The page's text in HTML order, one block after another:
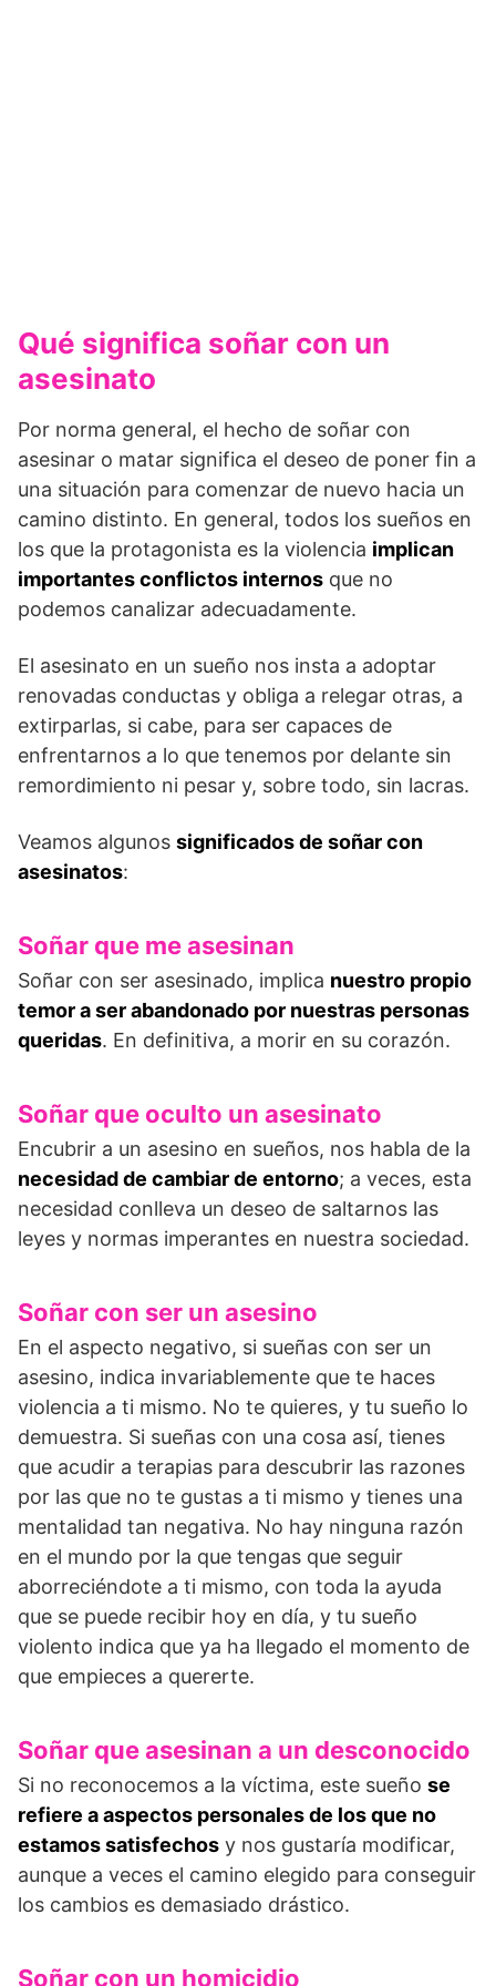
Qué significa soñar con un
asesinato
Por norma general, el hecho de soñar con
asesinar o matar significa el deseo de poner fin a
una situación para comenzar de nuevo hacia un
camino distinto. En general, todos los sueños en
los que la protagonista es la violencia implican
impor­tantes conflictos internos que no
podemos canalizar adecuadamente.
El asesinato en un sueño nos insta a adoptar
renovadas conductas y obliga a relegar otras, a
extirparlas, si cabe, para ser capaces de
enfrentarnos a lo que tenemos por delante sin
remordimiento ni pesar y, sobre todo, sin lacras.
Veamos algunos significados de soñar con
asesinatos:
Soñar que me asesinan
Soñar con ser asesinado, implica nuestro propio
temor a ser abandonado por nuestras personas
queridas. En definitiva, a morir en su corazón.
Soñar que oculto un asesinato
Encubrir a un asesino en sueños, nos habla de la
necesidad de cambiar de entorno; a veces, esta
necesidad conlleva un deseo de saltarnos las
leyes y normas imperantes en nuestra sociedad.
Soñar con ser un asesino
En el aspecto negativo, si sueñas con ser un
asesino, indica invariablemente que te haces
violencia a ti mismo. No te quieres, y tu sueño lo
de­muestra. Si sueñas con una cosa así, tienes
que acudir a terapias para descubrir las razones
por las que no te gustas a ti mismo y tienes una
mentalidad tan negativa. No hay ninguna razón
en el mundo por la que tengas que seguir
aborreciéndote a ti mismo, con toda la ayuda
que se puede recibir hoy en día, y tu sueño
violento indica que ya ha llegado el momento de
que empieces a quererte.
Soñar que asesinan a un desconocido
Si no reconocemos a la víctima, este sueño se
refiere a aspectos personales de los que no
estamos satisfechos y nos gustaría modificar,
aunque a veces el camino elegido para conseguir
los cambios es demasiado drástico.
Soñar con un homicidio